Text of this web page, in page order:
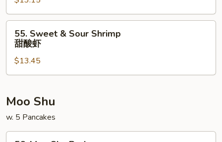
Pork
甜
Sweet
Sour
Shrimp
酸
55. Sweet & Sour Shrimp
甜酸虾
$13.45
Moo Shu
w. 5 Pancakes